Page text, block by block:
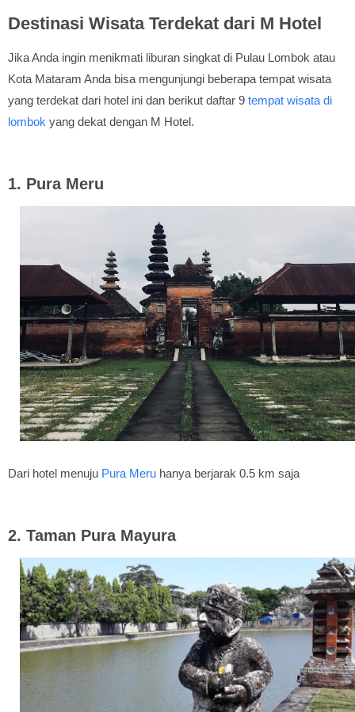
Destinasi Wisata Terdekat dari M Hotel
Jika Anda ingin menikmati liburan singkat di Pulau Lombok atau
Kota Mataram Anda bisa mengunjungi beberapa tempat wisata
yang terdekat dari hotel ini dan berikut daftar 9 tempat wisata di
lombok yang dekat dengan M Hotel.
1. Pura Meru
Dari hotel menuju Pura Meru hanya berjarak 0.5 km saja
2. Taman Pura Mayura